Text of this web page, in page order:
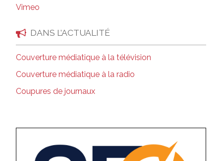
Vimeo
DANS L’ACTUALITÉ
Couverture médiatique à la télévision
Couverture médiatique à la radio
Coupures de journaux